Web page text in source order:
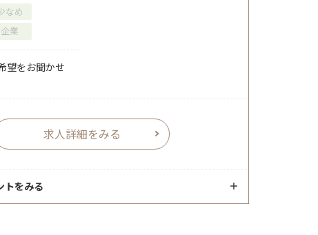
なめ
業
望をお聞かせ
求人詳細をみる
トをみる